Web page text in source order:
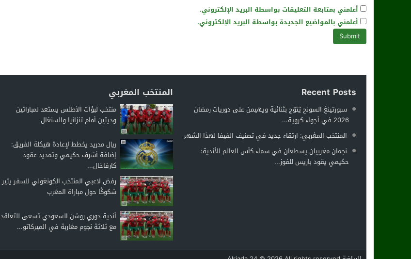
أعلمني بمتابعة التعليقات بواسطة البريد الإلكتروني.
أعلمني بالمواضيع الجديدة بواسطة البريد الإلكتروني.
Recent Posts
سبورتينغ السونح يُتوّج بثنائية ويهيمن على دوريات رمضان
2026 في أجواء كروية...
المنتخب المغربي: ارتقاء جديد في تصنيف الفيفا لهذا الشهر
نجمان مغربيان يسطعان في سماء كأس العالم للأندية:
حكيمي يقود باريس للفوز...
المنتخب المغربي
منتخب لبؤات الأطلس يستعد لمباراتين
وديتين أمام تنزانيا والسنغال
ريال مدريد يخطط لإعادة هيكلة الفريق:
إضافة أشرف حكيمي وتمديد عقود
كارفاخال...
رفض لاعبي المنتخب الكونغولي للسفر يثير
شكوكًا حول مباراة المغرب
أندية دوري روشن السعودي تسعى للتعاقد
مع ثلاثة نجوم مغاربة في الميركاتو...